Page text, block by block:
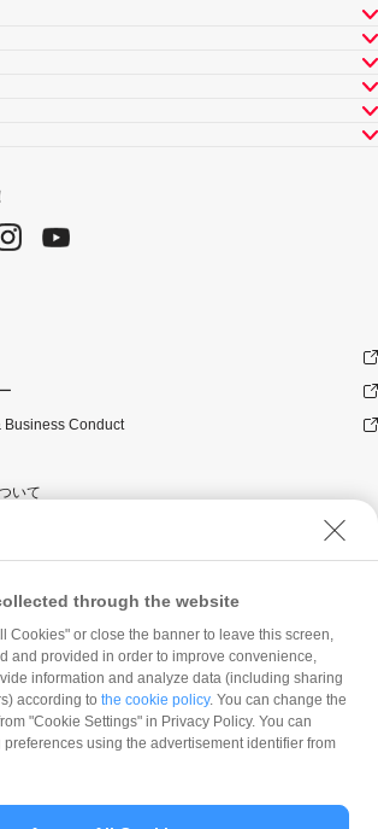
Business Conduct
いて
関する当社の考え方
through the website
Cookies" or close the banner to leave this screen,
and provided in order to improve convenience,
information and analyze data (including sharing
according to the cookie policy. You can change the
"Cookie Settings" in Privacy Policy. You can
using the advertisement identifier from